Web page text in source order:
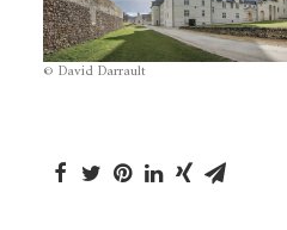
© David Darrault